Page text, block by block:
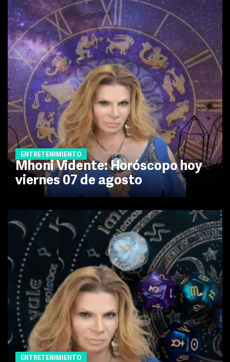
ENTRETENIMIENTO
Mhoni Vidente: Horóscopo hoy
viernes 07 de agosto
ENTRETENIMIENTO